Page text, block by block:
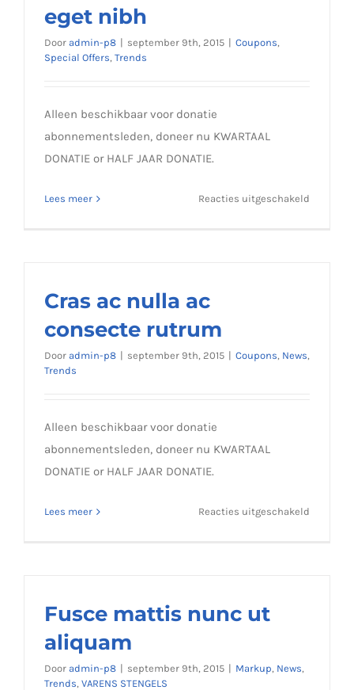
eget nibh
Door admin-p8 | september 9th, 2015 | Coupons,
Special Offers, Trends
Alleen beschikbaar voor donatie
abonnementsleden, doneer nu KWARTAAL
DONATIE or HALF JAAR DONATIE.
Lees meer Reacties uitgeschakeld
Cras ac nulla ac
consecte rutrum
Door admin-p8 | september 9th, 2015 | Coupons, News,
Trends
Alleen beschikbaar voor donatie
abonnementsleden, doneer nu KWARTAAL
DONATIE or HALF JAAR DONATIE.
Lees meer Reacties uitgeschakeld
Fusce mattis nunc ut
aliquam
Door admin-p8 | september 9th, 2015 | Markup, News,
Trends, VARENS STENGELS